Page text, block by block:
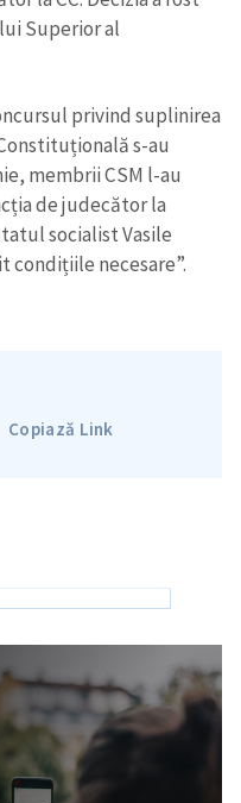
Despre ZdG
на русском
Superior al
privind suplinirea
s-au
membrii CSM l-au
de judecător la
socialist Vasile
condițiile necesare”.
Copiază Link